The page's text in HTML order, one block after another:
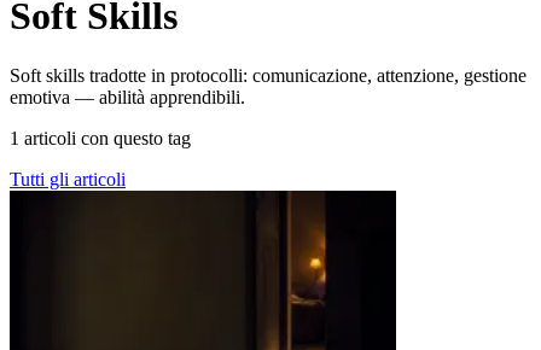
Soft Skills
Soft skills tradotte in protocolli: comunicazione, attenzione, gestione
emotiva — abilità apprendibili.
1 articoli con questo tag
Tutti gli articoli